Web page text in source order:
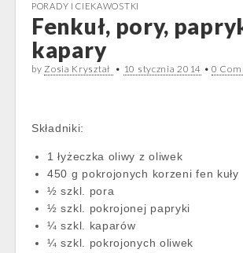
PORADY I CIEKAWOSTKI
Fenkuł, pory,
kapary
byZosia Kryształ • 10 stycznia 2014 •0
Składniki:
1 łyżeczka oliwy z oliwek
450 g pokrojonych korzeni fen kuły
½ szkl. pora
½ szkl. pokrojonej papryki
¼ szkl. kaparów
¼ szkl. pokrojonych oliwek